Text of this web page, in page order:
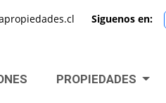
Siguenos en:
PROPIEDADES